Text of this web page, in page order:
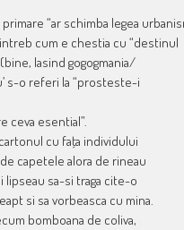
“ar schimba legea
cum e chestia cu “destinul
lasind gogogmania/
s-o referi la “prosteste-i
ceva esential”.
cu faţa individului
capetele alora de rineau
lipseau sa-si traga cite-o
si sa vorbeasca cu mina.
bomboana de coliva,